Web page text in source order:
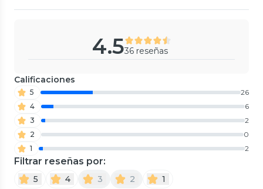
4.536 reseñas
Calificaciones
5
26
4
6
3
2
2
0
1
2
Filtrar reseñas por:
5 4 3 2 1